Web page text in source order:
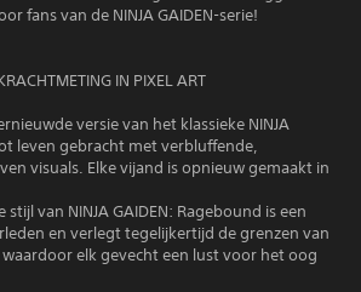
fans van de NINJA GAIDEN-serie!
IN PIXEL ART
versie van het klassieke NINJA
leven gebracht met verbluffende,
visuals. Elke vijand is opnieuw gemaakt in
van NINJA GAIDEN: Ragebound is een
en verlegt tegelijkertijd de grenzen van
elk gevecht een lust voor het oog